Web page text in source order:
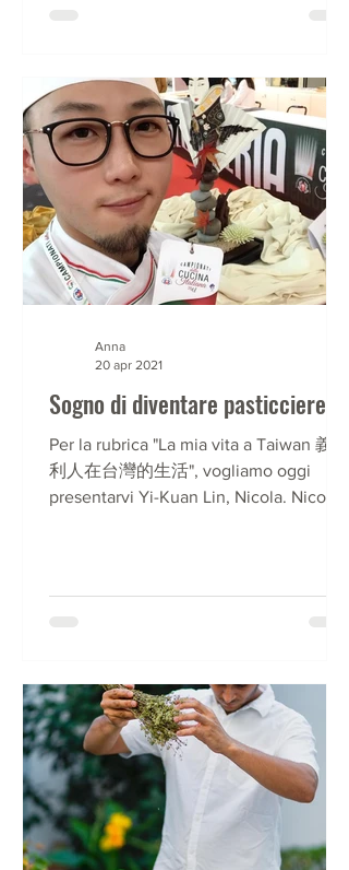
Sogno di diventare pasticciere!
Per la rubrica "La mia vita a Taiwan 義大
利人在台灣的生活", vogliamo oggi
presentarvi Yi-Kuan Lin, Nicola. Nicola
Anna
20 apr 2021